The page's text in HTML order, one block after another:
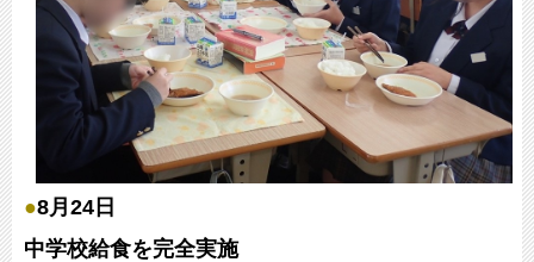
●8月24日
中学校給食を完全実施